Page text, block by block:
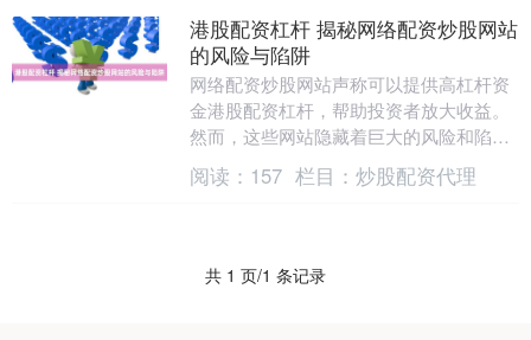
港股配资杠杆 揭秘网络配资炒股网站
的风险与陷阱
网络配资炒股网站声称可以提供高杠杆资
金港股配资杠杆，帮助投资者放大收益。
然而，这些网站隐藏着巨大的风险和陷
阱，投资者需要谨慎对待。 1. 选择配资平
台：首先选择....
阅读： 157 栏目： 炒股配资代理
共 1 页/1 条记录